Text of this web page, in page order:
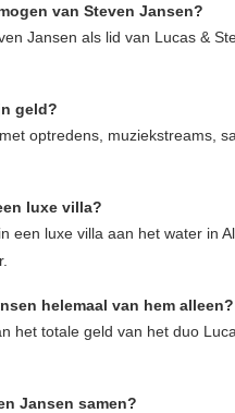
van Steven Jansen?
Jansen als lid van Lucas &
geld?
optredens, muziekstreams,
luxe villa?
een luxe villa aan het water in
helemaal van hem alleen?
het totale geld van het duo
Jansen samen?